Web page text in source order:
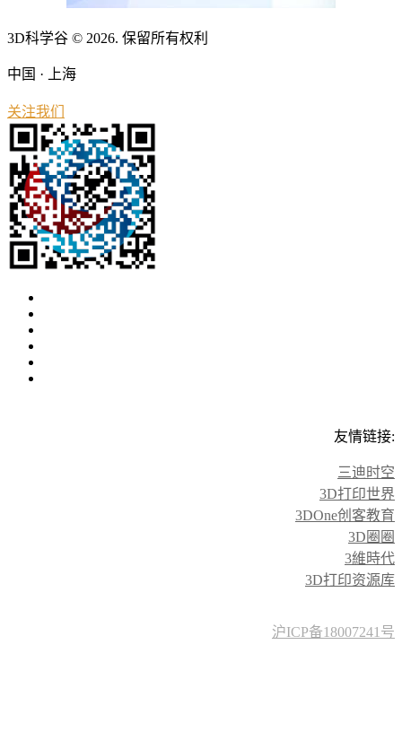
3D科学谷 © 2026. 保留所有权利
中国 · 上海
关注我们
友情链接:
三迪时空
3D打印世界
3DOne创客教育
3D圈圈
3維時代
3D打印资源库
沪ICP备18007241号